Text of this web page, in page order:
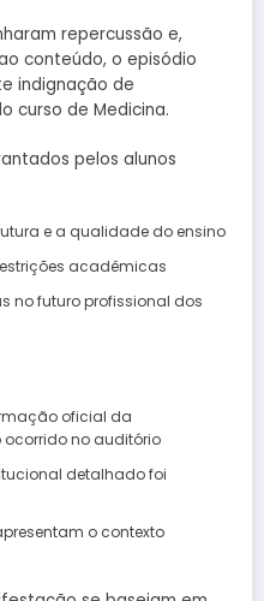
repercussão e,
conteúdo, o episódio
indignação de
curso de Medicina.
pelos alunos
e a qualidade do ensino
acadêmicas
no futuro profissional dos
oficial da
ocorrido no auditório
detalhado foi
o contexto